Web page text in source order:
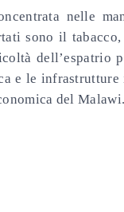
nelle
sono il
dell’espatrio
e le
del Malawi.